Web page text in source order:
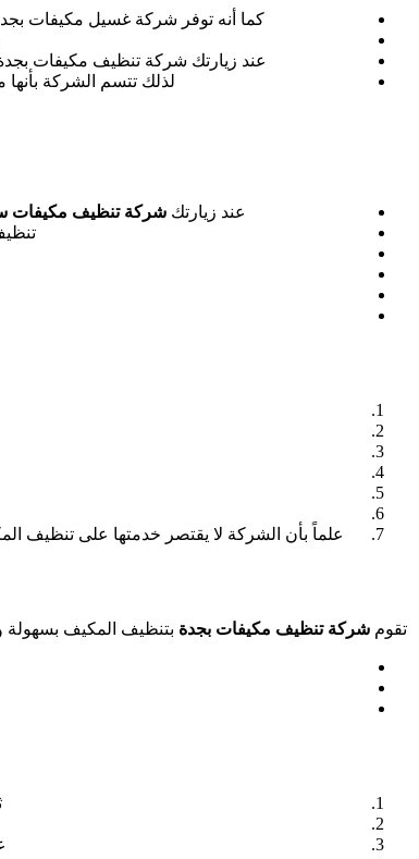
كما أنه توفر شركة غسيل مكيفات
عند زيارتك شركة تنظيف مكيفات بجدة تجد
لذلك تتسم الشركة
عند زيارتكشركة تنظيف مكيفات
علماً بأن الشركة لا يقتصر خدمتها على تنظيف
تقومشركة تنظيف مكيفات بجدة بتنظيف المكيف بسهولة